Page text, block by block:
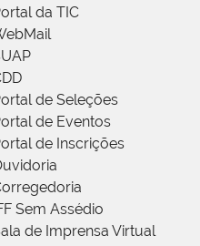
da TIC
de Seleções
de Eventos
de Inscrições
Sem Assédio
de Imprensa Virtual